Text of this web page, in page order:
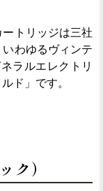
トリッジは三社
わゆるヴィンテ
ラルエレクトリ
ド」です。
ク）